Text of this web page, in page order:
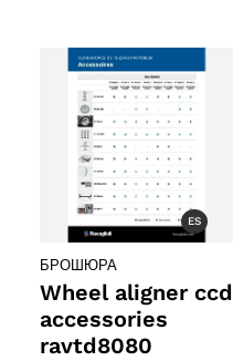
ES
БРОШЮРА
Wheel aligner ccd
accessories
ravtd8080